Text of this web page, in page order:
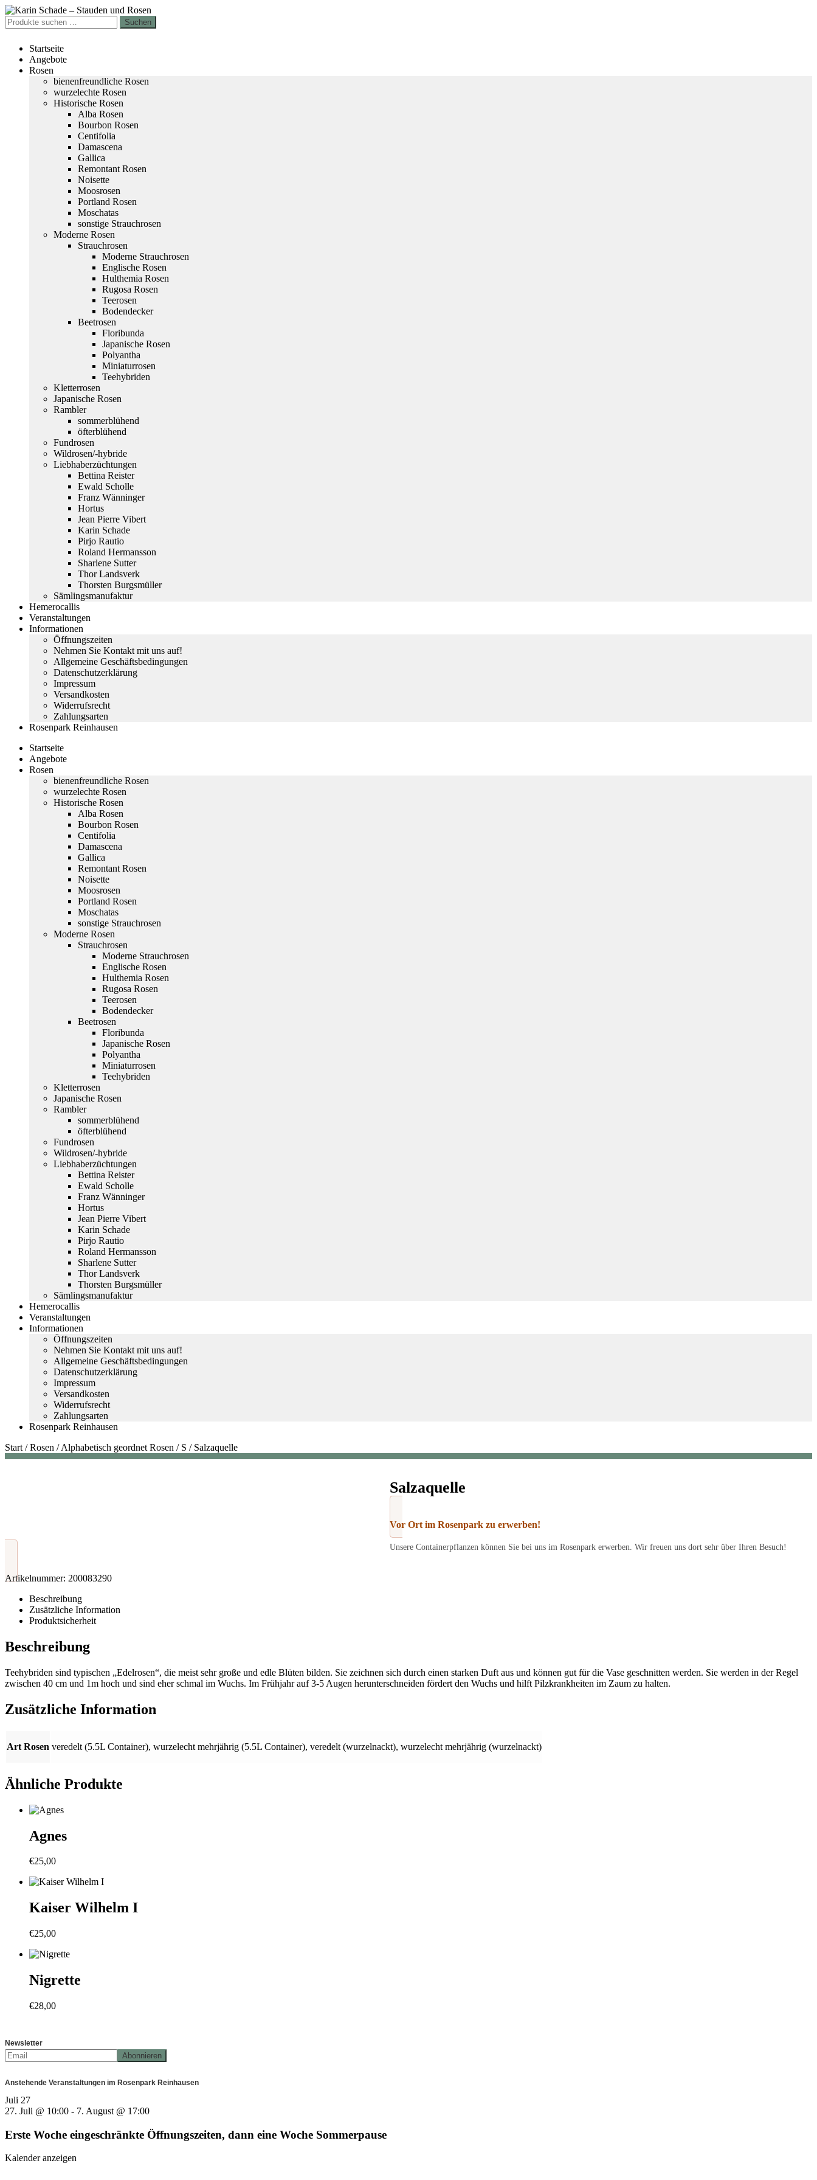
Zur
Navigation
springen
Zum
Inhalt
springen
Suchen
nach:
Suchen
Startseite
Angebote
Rosen
bienenfreundliche Rosen
wurzelechte Rosen
Historische Rosen
Alba Rosen
Bourbon Rosen
Centifolia
Damascena
Gallica
Remontant Rosen
Noisette
Moosrosen
Portland Rosen
Moschatas
sonstige Strauchrosen
Moderne Rosen
Strauchrosen
Moderne Strauchrosen
Englische Rosen
Hulthemia Rosen
Rugosa Rosen
Teerosen
Bodendecker
Beetrosen
Floribunda
Japanische Rosen
Polyantha
Miniaturrosen
Teehybriden
Kletterrosen
Japanische Rosen
Rambler
sommerblühend
öfterblühend
Fundrosen
Wildrosen/-hybride
Liebhaberzüchtungen
Bettina Reister
Ewald Scholle
Franz Wänninger
Hortus
Jean Pierre Vibert
Karin Schade
Pirjo Rautio
Roland Hermansson
Sharlene Sutter
Thor Landsverk
Thorsten Burgsmüller
Sämlingsmanufaktur
Hemerocallis
Veranstaltungen
Informationen
Öffnungszeiten
Nehmen Sie Kontakt mit uns auf!
Allgemeine Geschäftsbedingungen
Datenschutzerklärung
Impressum
Versandkosten
Widerrufsrecht
Zahlungsarten
Rosenpark Reinhausen
Startseite
Angebote
Rosen
bienenfreundliche Rosen
wurzelechte Rosen
Historische Rosen
Alba Rosen
Bourbon Rosen
Centifolia
Damascena
Gallica
Remontant Rosen
Noisette
Moosrosen
Portland Rosen
Moschatas
sonstige Strauchrosen
Moderne Rosen
Strauchrosen
Moderne Strauchrosen
Englische Rosen
Hulthemia Rosen
Rugosa Rosen
Teerosen
Bodendecker
Beetrosen
Floribunda
Japanische Rosen
Polyantha
Miniaturrosen
Teehybriden
Kletterrosen
Japanische Rosen
Rambler
sommerblühend
öfterblühend
Fundrosen
Wildrosen/-hybride
Liebhaberzüchtungen
Bettina Reister
Ewald Scholle
Franz Wänninger
Hortus
Jean Pierre Vibert
Karin Schade
Pirjo Rautio
Roland Hermansson
Sharlene Sutter
Thor Landsverk
Thorsten Burgsmüller
Sämlingsmanufaktur
Hemerocallis
Veranstaltungen
Informationen
Öffnungszeiten
Nehmen Sie Kontakt mit uns auf!
Allgemeine Geschäftsbedingungen
Datenschutzerklärung
Impressum
Versandkosten
Widerrufsrecht
Zahlungsarten
Rosenpark Reinhausen
Start /Rosen /Alphabetisch geordnet Rosen / S / Salzaquelle
Salzaquelle
Vor Ort im Rosenpark zu erwerben!
Unsere Containerpflanzen können Sie bei uns im Rosenpark erwerben. Wir freuen uns dort sehr über Ihren Besuch!
Artikelnummer: 200083290
Beschreibung
Zusätzliche Information
Produktsicherheit
Beschreibung
Teehybriden sind typischen „Edelrosen“, die meist sehr große und edle Blüten bilden. Sie zeichnen sich durch einen starken Duft aus und können gut für die Vase geschnitten werden. Sie werden in der Regel
zwischen 40 cm und 1m hoch und sind eher schmal im Wuchs. Im Frühjahr auf 3-5 Augen herunterschneiden fördert den Wuchs und hilft Pilzkrankheiten im Zaum zu halten.
Zusätzliche Information
Art Rosen veredelt (5.5L Container), wurzelecht mehrjährig (5.5L Container), veredelt (wurzelnackt), wurzelecht mehrjährig (wurzelnackt)
Ähnliche Produkte
Agnes
€25,00
Kaiser Wilhelm I
€25,00
Nigrette
€28,00
Newsletter
Anstehende Veranstaltungen im Rosenpark Reinhausen
Juli 27
27. Juli @ 10:00 - 7. August @ 17:00
Erste Woche eingeschränkte Öffnungszeiten, dann eine Woche Sommerpause
Kalender anzeigen